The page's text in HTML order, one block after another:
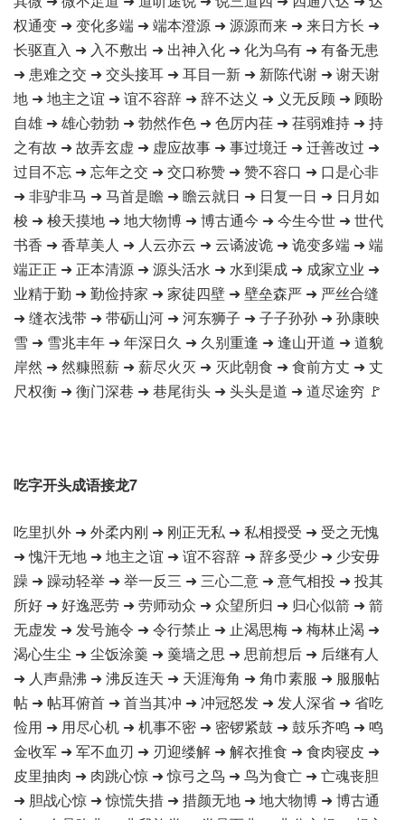
权通变 ➜ 变化多端 ➜ 端本澄源 ➜ 源源而来 ➜ 来日方长 ➜
长驱直入 ➜ 入不敷出 ➜ 出神入化 ➜ 化为乌有 ➜ 有备无患
➜ 患难之交 ➜ 交头接耳 ➜ 耳目一新 ➜ 新陈代谢 ➜ 谢天谢
地 ➜ 地主之谊 ➜ 谊不容辞 ➜ 辞不达义 ➜ 义无反顾 ➜ 顾盼
自雄 ➜ 雄心勃勃 ➜ 勃然作色 ➜ 色厉内荏 ➜ 荏弱难持 ➜ 持
之有故 ➜ 故弄玄虚 ➜ 虚应故事 ➜ 事过境迁 ➜ 迁善改过 ➜
过目不忘 ➜ 忘年之交 ➜ 交口称赞 ➜ 赞不容口 ➜ 口是心非
➜ 非驴非马 ➜ 马首是瞻 ➜ 瞻云就日 ➜ 日复一日 ➜ 日月如
梭 ➜ 梭天摸地 ➜ 地大物博 ➜ 博古通今 ➜ 今生今世 ➜ 世代
书香 ➜ 香草美人 ➜ 人云亦云 ➜ 云谲波诡 ➜ 诡变多端 ➜ 端
端正正 ➜ 正本清源 ➜ 源头活水 ➜ 水到渠成 ➜ 成家立业 ➜
业精于勤 ➜ 勤俭持家 ➜ 家徒四壁 ➜ 壁垒森严 ➜ 严丝合缝
➜ 缝衣浅带 ➜ 带砺山河 ➜ 河东狮子 ➜ 子子孙孙 ➜ 孙康映
雪 ➜ 雪兆丰年 ➜ 年深日久 ➜ 久别重逢 ➜ 逢山开道 ➜ 道貌
岸然 ➜ 然糠照薪 ➜ 薪尽火灭 ➜ 灭此朝食 ➜ 食前方丈 ➜ 丈
尺权衡 ➜ 衡门深巷 ➜ 巷尾街头 ➜ 头头是道 ➜ 道尽途穷 🚩
吃字开头成语接龙7
吃里扒外 ➜ 外柔内刚 ➜ 刚正无私 ➜ 私相授受 ➜ 受之无愧
➜ 愧汗无地 ➜ 地主之谊 ➜ 谊不容辞 ➜ 辞多受少 ➜ 少安毋
躁 ➜ 躁动轻举 ➜ 举一反三 ➜ 三心二意 ➜ 意气相投 ➜ 投其
所好 ➜ 好逸恶劳 ➜ 劳师动众 ➜ 众望所归 ➜ 归心似箭 ➜ 箭
无虚发 ➜ 发号施令 ➜ 令行禁止 ➜ 止渴思梅 ➜ 梅林止渴 ➜
渴心生尘 ➜ 尘饭涂羹 ➜ 羹墙之思 ➜ 思前想后 ➜ 后继有人
➜ 人声鼎沸 ➜ 沸反连天 ➜ 天涯海角 ➜ 角巾素服 ➜ 服服帖
帖 ➜ 帖耳俯首 ➜ 首当其冲 ➜ 冲冠怒发 ➜ 发人深省 ➜ 省吃
俭用 ➜ 用尽心机 ➜ 机事不密 ➜ 密锣紧鼓 ➜ 鼓乐齐鸣 ➜ 鸣
金收军 ➜ 军不血刃 ➜ 刃迎缕解 ➜ 解衣推食 ➜ 食肉寝皮 ➜
皮里抽肉 ➜ 肉跳心惊 ➜ 惊弓之鸟 ➜ 鸟为食亡 ➜ 亡魂丧胆
➜ 胆战心惊 ➜ 惊慌失措 ➜ 措颜无地 ➜ 地大物博 ➜ 博古通